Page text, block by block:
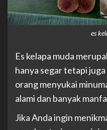
es
Es kelapa muda
hanya segar tetapi
orang menyukai
alami dan banyak
Jika Anda ingin